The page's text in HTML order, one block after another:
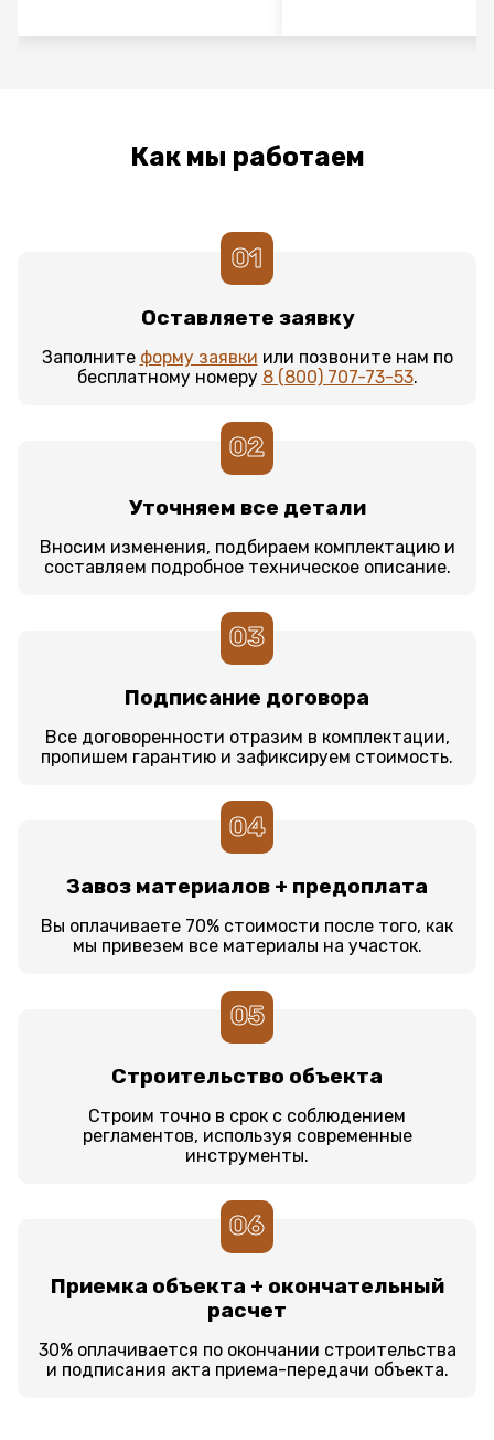
Как мы работаем
01
Оставляете заявку
Заполните форму заявки или позвоните нам по
бесплатному номеру 8 (800) 707-73-53.
02
Уточняем все детали
Вносим изменения, подбираем комплектацию и
составляем подробное техническое описание.
03
Подписание договора
Все договоренности отразим в комплектации,
пропишем гарантию и зафиксируем стоимость.
04
Завоз материалов + предоплата
Вы оплачиваете 70% стоимости после того, как
мы привезем все материалы на участок.
05
Строительство объекта
Строим точно в срок с соблюдением
регламентов, используя современные
инструменты.
06
Приемка объекта + окончательный
расчет
30% оплачивается по окончании строительства
и подписания акта приема-передачи объекта.